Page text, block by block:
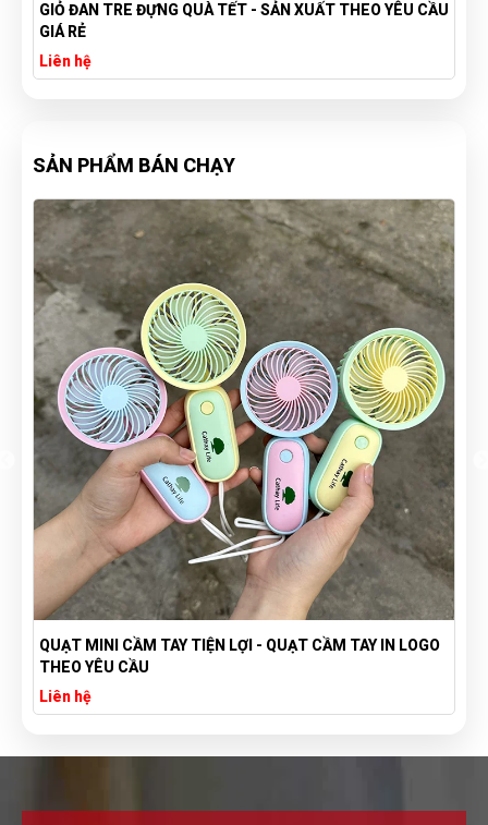
GIỎ ĐAN TRE ĐỰNG QUÀ TẾT - SẢN XUẤT THEO YÊU CẦU
GIÁ RẺ
Liên hệ
SẢN PHẨM BÁN CHẠY
QUẠT MINI CẦM TAY TIỆN LỢI - QUẠT CẦM TAY IN LOGO
THEO YÊU CẦU
Liên hệ